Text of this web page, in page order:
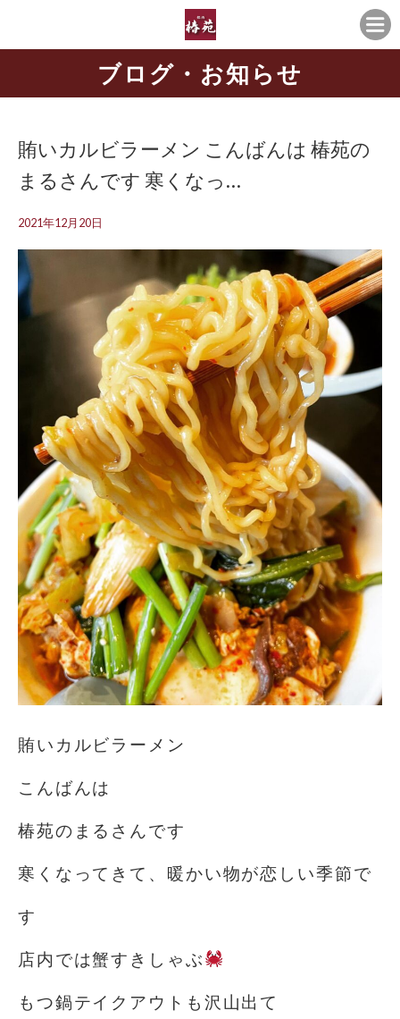
ブログ・お知らせ
賄いカルビラーメン こんばんは 椿苑の
まるさんです 寒くなっ…
2021年12月20日
賄いカルビラーメン
こんばんは
椿苑のまるさんです
寒くなってきて、暖かい物が恋しい季節で
す️️️
店内では蟹すきしゃぶ
もつ鍋テイクアウトも沢山出て